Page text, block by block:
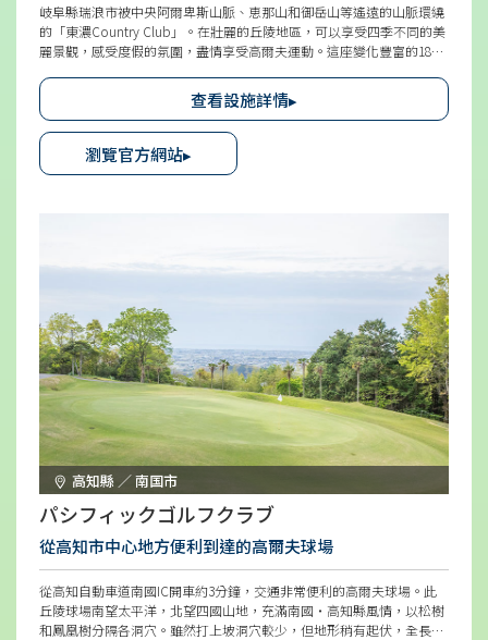
岐阜縣瑞浪市被中央阿爾卑斯山脈、恵那山和御岳山等遙遠的山脈環繞
的「東濃Country Club」。在壯麗的丘陵地區，可以享受四季不同的美
麗景觀，感受度假的氛圍，盡情享受高爾夫運動。這座變化豐富的18洞
度高的戰略性球道。引入了粉紅Tee，讓新手也能輕鬆享受高爾夫運
動，女性還可以參加附有點心的比賽。餐廳供應多樣化的菜單，可以品
嚐到招牌菜「月見豬排丼」等美食。
查看設施詳情▸
瀏覽官方網站▸
高知縣 ／ 南国市
パシフィックゴルフクラブ
從高知市中心地方便利到達的高爾夫球場
從高知自動車道南國IC開車約3分鐘，交通非常便利的高爾夫球場。此
丘陵球場南望太平洋，北望四國山地，充滿南國・高知縣風情，以松樹
和鳳凰樹分隔各洞穴。雖然打上坡洞穴較少，但地形稍有起伏，全長也